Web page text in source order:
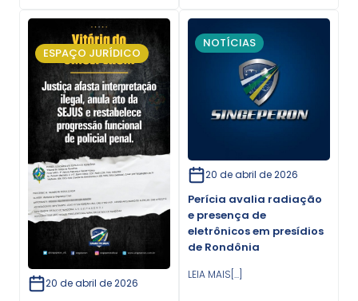
ESPAÇO JURÍDICO
20 de abril de 2026
NOTÍCIAS
20 de abril de 2026
Perícia avalia radiação
e presença de
eletrônicos em presídios
de Rondônia
LEIA MAIS[...]